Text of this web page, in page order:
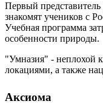
Первый
знакомят учеников с
Учебная программа
особенности природы.
"Умназия" - неплохой
локациями, а также
Аксиома